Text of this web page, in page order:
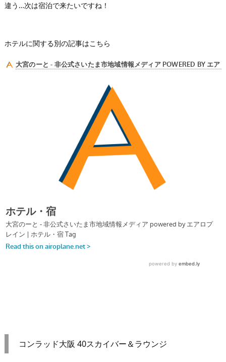
違う…次は宿泊で来たいですね！
ホテルに関する別の記事はこちら
コンラッド大阪 40スカイバー＆ラウンジ